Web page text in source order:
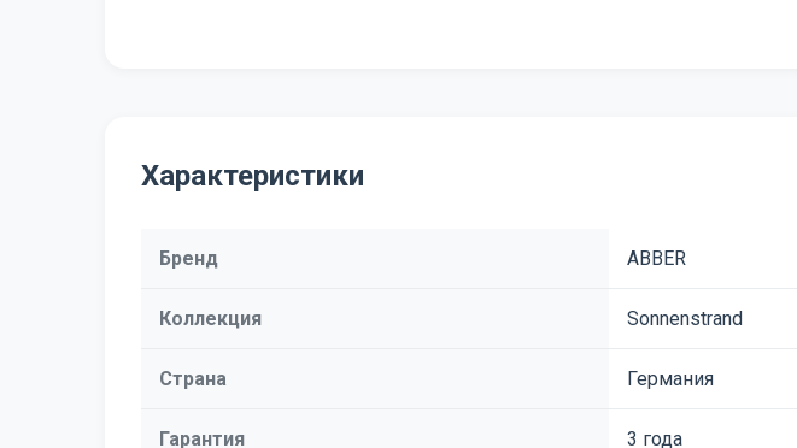
Характеристики
Бренд ABBER
Коллекция Sonnenstrand
Страна Германия
Гарантия 3 года